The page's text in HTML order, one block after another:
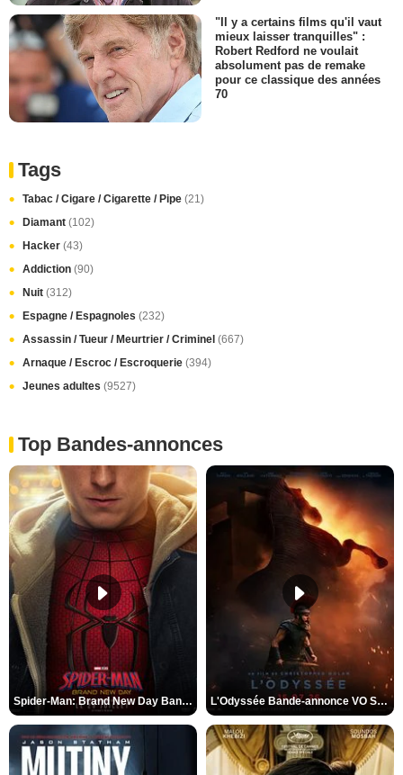
"Il y a certains films qu'il vaut
mieux laisser tranquilles" :
Robert Redford ne voulait
absolument pas de remake
pour ce classique des années
70
Tags
Tabac / Cigare / Cigarette / Pipe (21)
Diamant (102)
Hacker (43)
Addiction (90)
Nuit (312)
Espagne / Espagnoles (232)
Assassin / Tueur / Meurtrier / Criminel (667)
Arnaque / Escroc / Escroquerie (394)
Jeunes adultes (9527)
Top Bandes-annonces
Spider-Man: Brand New Day Bande-annonce VO STFR L'Odyssée Bande-annonce VO STFR